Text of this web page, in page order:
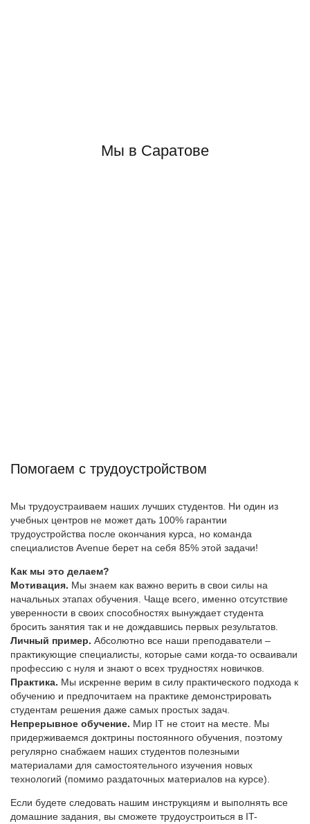
Мы в Саратове
Помогаем с трудоустройством
Мы трудоустраиваем наших лучших студентов. Ни один из
учебных центров не может дать 100% гарантии
трудоустройства после окончания курса, но команда
специалистов Avenue берет на себя 85% этой задачи!
Как мы это делаем?
Мотивация. Мы знаем как важно верить в свои силы на
начальных этапах обучения. Чаще всего, именно отсутствие
уверенности в своих способностях вынуждает студента
бросить занятия так и не дождавшись первых результатов.
Личный пример. Абсолютно все наши преподаватели –
практикующие специалисты, которые сами когда-то осваивали
профессию с нуля и знают о всех трудностях новичков.
Практика. Мы искренне верим в силу практического подхода к
обучению и предпочитаем на практике демонстрировать
студентам решения даже самых простых задач.
Непрерывное обучение. Мир IT не стоит на месте. Мы
придерживаемся доктрины постоянного обучения‎, поэтому
регулярно снабжаем наших студентов полезными
материалами для самостоятельного изучения новых
технологий (помимо раздаточных материалов на курсе).
Если будете следовать нашим инструкциям и выполнять все
домашние задания, вы сможете трудоустроиться в IT-